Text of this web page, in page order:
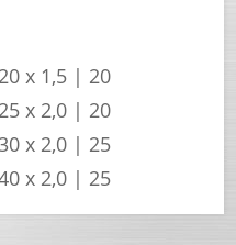
x 1,5 | 20
x 2,0 | 20
x 2,0 | 25
x 2,0 | 25